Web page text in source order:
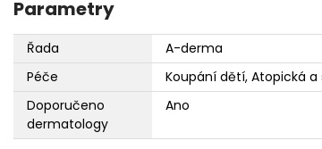
Parametry
Řada
A-derma
Péče
Koupání dětí, Atopická a
Doporučeno
dermatology
Ano